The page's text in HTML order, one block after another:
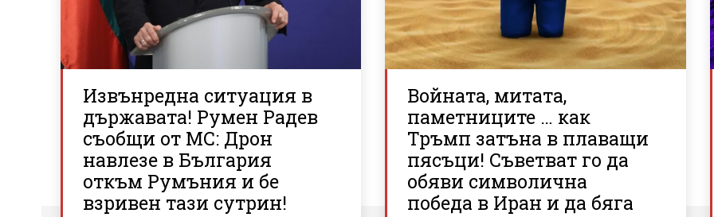
Извънредна ситуация в
държавата! Румен Радев
съобщи от МС: Дрон
навлезе в България
откъм Румъния и бе
взривен тази сутрин!
Войната, митата,
паметниците … как
Тръмп затъна в плаващи
пясъци! Съветват го да
обяви символична
победа в Иран и да бяга